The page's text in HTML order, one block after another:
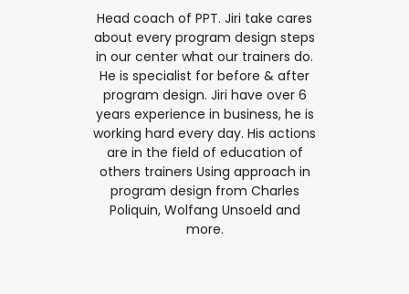
Head coach of PPT. Jiri take cares
about every program design steps
in our center what our trainers do.
He is specialist for before & after
program design. Jiri have over 6
years experience in business, he is
working hard every day. His actions
are in the field of education of
others trainers Using approach in
program design from Charles
Poliquin, Wolfang Unsoeld and
more.